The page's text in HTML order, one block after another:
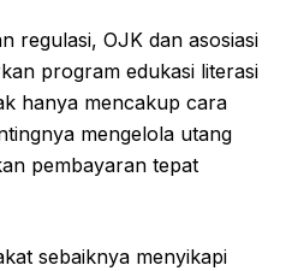
regulasi, OJK dan asosiasi
program edukasi literasi
hanya mencakup cara
mengelola utang
pembayaran tepat
sebaiknya menyikapi